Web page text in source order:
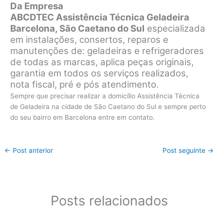
Da Empresa
ABCDTEC Assistência Técnica Geladeira
Barcelona, São Caetano do Sul especializada
em instalações, consertos, reparos e
manutenções de: geladeiras e refrigeradores
de todas as marcas, aplica peças originais,
garantia em todos os serviços realizados,
nota fiscal, pré e pós atendimento.
Sempre que precisar realizar a domicílio Assistência Técnica
de Geladeira na cidade de São Caetano do Sul e sempre perto
do seu bairro em Barcelona entre em contato.
← Post anterior Post seguinte →
Posts relacionados